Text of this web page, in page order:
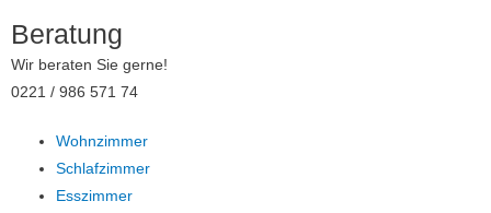
Beratung
Wir beraten Sie gerne!
0221 / 986 571 74
Wohnzimmer
Schlafzimmer
Esszimmer